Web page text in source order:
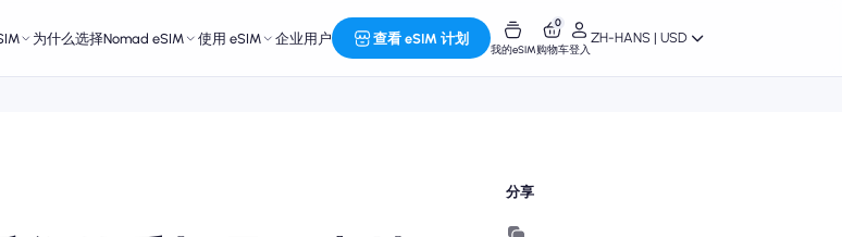
为什么选择Nomad eSIM 使用 eSIM 企业用户 查看 eSIM 计划
我的eSIM
0
购物车登入
ZH-HANS | USD
分享